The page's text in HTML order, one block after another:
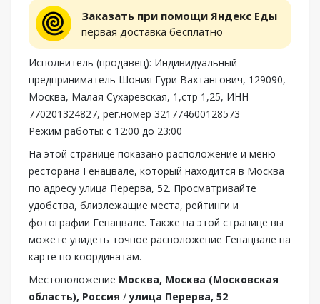
Заказать при помощи Яндекс Еды
первая доставка бесплатно
Исполнитель (продавец): Индивидуальный
предприниматель Шония Гури Вахтангович, 129090,
Москва, Малая Сухаревская, 1,стр 1,25, ИНН
770201324827, рег.номер 321774600128573
Режим работы: с 12:00 до 23:00
На этой странице показано расположение и меню
ресторана Генацвале, который находится в Москва
по адресу улица Перерва, 52. Просматривайте
удобства, близлежащие места, рейтинги и
фотографии Генацвале. Также на этой странице вы
можете увидеть точное расположение Генацвале на
карте по координатам.
Местоположение Москва, Москва (Московская
область), Россия /улица Перерва, 52